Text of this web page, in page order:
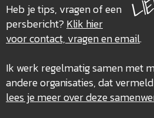
Heb je tips, vragen of een
persbericht?Klik hier
voor contact, vragen en email.
Ik werk regelmatig samen met
andere organisaties, dat
lees je meer over deze